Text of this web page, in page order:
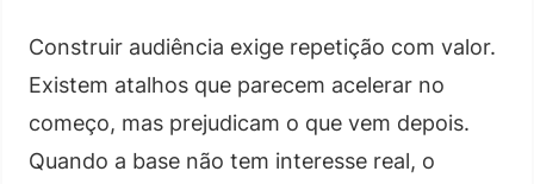
Construir audiência exige repetição com valor.
Existem atalhos que parecem acelerar no
começo, mas prejudicam o que vem depois.
Quando a base não tem interesse real, o